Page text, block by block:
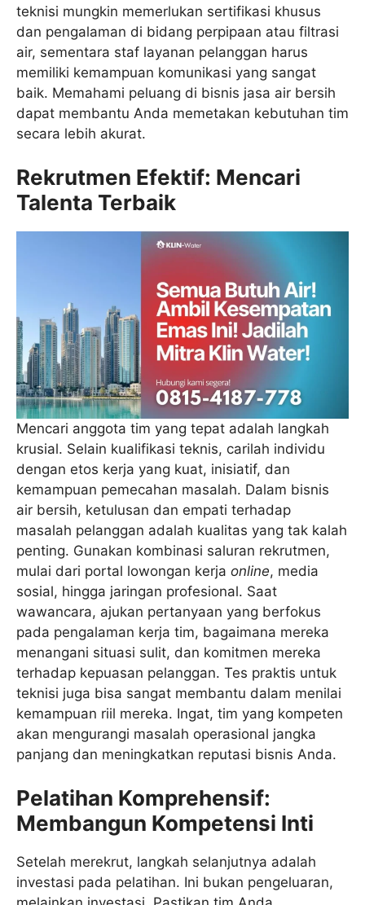
teknisi mungkin memerlukan sertifikasi khusus
dan pengalaman di bidang perpipaan atau filtrasi
air, sementara staf layanan pelanggan harus
memiliki kemampuan komunikasi yang sangat
baik. Memahami peluang di bisnis jasa air bersih
dapat membantu Anda memetakan kebutuhan tim
secara lebih akurat.
Rekrutmen Efektif: Mencari
Talenta Terbaik
Mencari anggota tim yang tepat adalah langkah
krusial. Selain kualifikasi teknis, carilah individu
dengan etos kerja yang kuat, inisiatif, dan
kemampuan pemecahan masalah. Dalam bisnis
air bersih, ketulusan dan empati terhadap
masalah pelanggan adalah kualitas yang tak kalah
penting. Gunakan kombinasi saluran rekrutmen,
mulai dari portal lowongan kerja online, media
sosial, hingga jaringan profesional. Saat
wawancara, ajukan pertanyaan yang berfokus
pada pengalaman kerja tim, bagaimana mereka
menangani situasi sulit, dan komitmen mereka
terhadap kepuasan pelanggan. Tes praktis untuk
teknisi juga bisa sangat membantu dalam menilai
kemampuan riil mereka. Ingat, tim yang kompeten
akan mengurangi masalah operasional jangka
panjang dan meningkatkan reputasi bisnis Anda.
Pelatihan Komprehensif:
Membangun Kompetensi Inti
Setelah merekrut, langkah selanjutnya adalah
investasi pada pelatihan. Ini bukan pengeluaran,